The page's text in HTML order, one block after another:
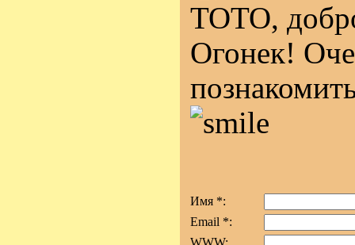
TOTO,
Огонек!
Имя *:
Email *:
WWW: